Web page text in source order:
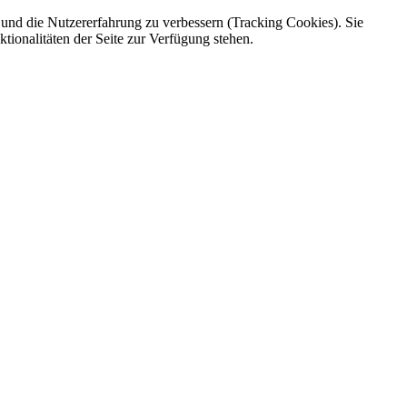
die Nutzererfahrung zu verbessern (Tracking Cookies). Sie
der Seite zur Verfügung stehen.